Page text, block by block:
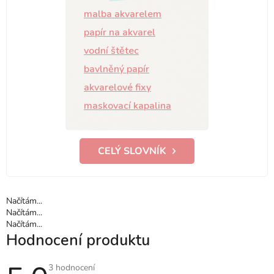
malba akvarelem
papír na akvarel
vodní štětec
bavlněný papír
akvarelové fixy
maskovací kapalina
CELÝ SLOVNÍK
Načítám...
Načítám...
Načítám...
Hodnocení produktu
Průměrné
3 hodnocení